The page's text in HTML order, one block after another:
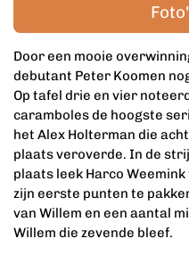
Door een mooie
debutant Peter Koomen
Op tafel drie en vier
caramboles de hoogste
het Alex Holterman die
plaats veroverde. In de
plaats leek Harco
zijn eerste punten te
van Willem en een aantal
Willem die zevende bleef.